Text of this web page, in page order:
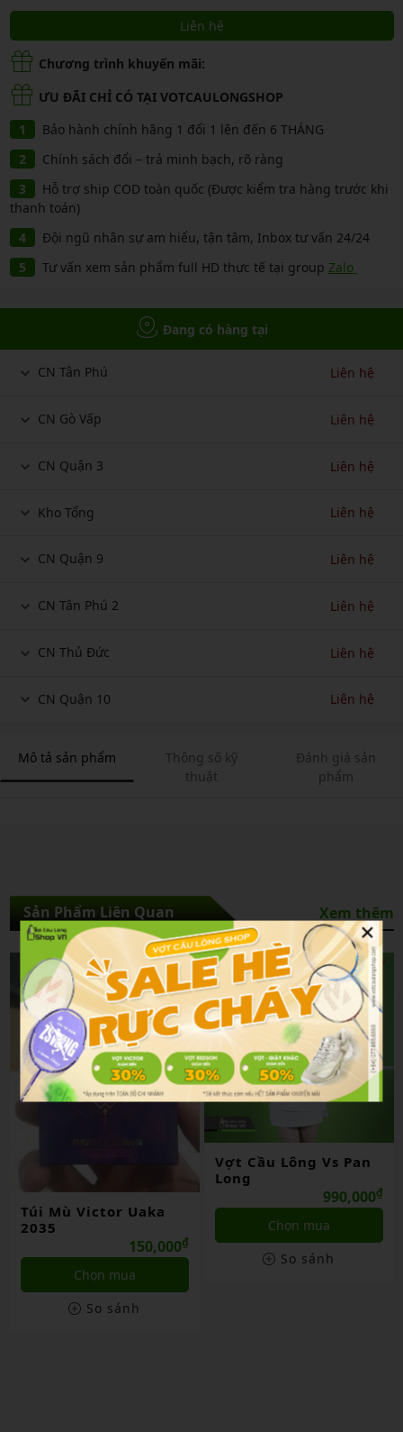
Liên hệ
Chương trình khuyến mãi:
ƯU ĐÃI CHỈ CÓ TẠI VOTCAULONGSHOP
Bảo hành chính hãng 1 đổi 1 lên đến 6 THÁNG
Chính sách đổi – trả minh bạch, rõ ràng
Hỗ trợ ship COD toàn quốc (Được kiểm tra hàng trước khi
thanh toán)
Đội ngũ nhân sự am hiểu, tận tâm, Inbox tư vấn 24/24
Tư vấn xem sản phẩm full HD thực tế tại group Zalo
Đang có hàng tại
CN Tân Phú Liên hệ
CN Gò Vấp Liên hệ
CN Quận 3 Liên hệ
Kho Tổng Liên hệ
CN Quận 9 Liên hệ
CN Tân Phú 2 Liên hệ
CN Thủ Đức Liên hệ
CN Quận 10 Liên hệ
Mô tả sản phẩm
Thông số kỹ
thuật
Đánh giá sản
phẩm
Sản Phẩm Liên Quan Xem thêm
Túi Mù Victor Uaka
2035
150,000₫
Chọn mua
So sánh
Vợt Cầu Lông Vs Pan
Long
990,000₫
Chọn mua
So sánh
×